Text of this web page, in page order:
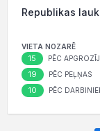
Republikas
VIETA NOZARĒ
15 PĒC
19 PĒC PEĻŅAS
10 PĒC